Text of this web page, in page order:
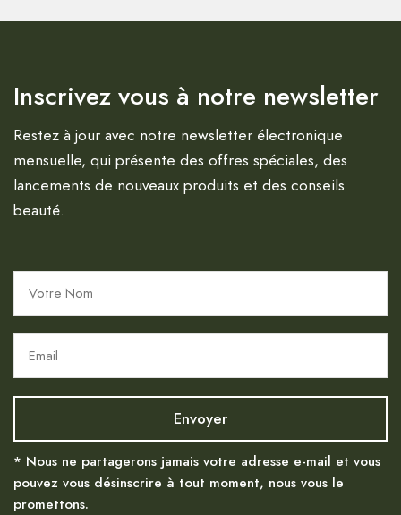
Inscrivez vous à notre newsletter
Restez à jour avec notre newsletter électronique
mensuelle, qui présente des offres spéciales, des
lancements de nouveaux produits et des conseils
beauté.
* Nous ne partagerons jamais votre adresse e-mail et vous
pouvez vous désinscrire à tout moment, nous vous le
promettons.